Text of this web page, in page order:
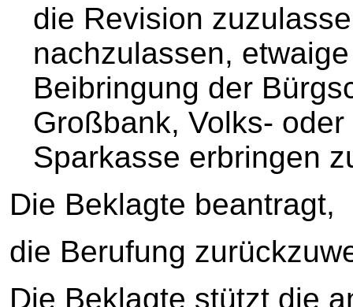
die Revision
nachzulassen,
Beibringung der
Großbank, Volks-
Sparkasse erbringen
Die Beklagte beantragt,
die Berufung
Die Beklagte stützt die